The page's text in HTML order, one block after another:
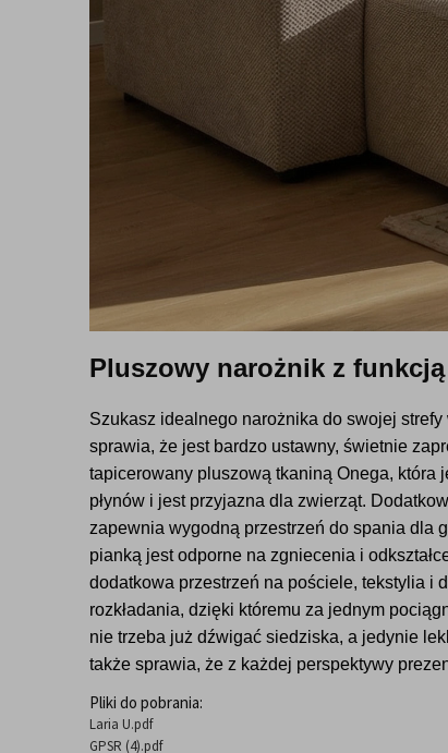
Pluszowy narożnik z
Szukasz idealnego narożnika do swojej
sprawia, że jest bardzo ustawny, świetnie
tapicerowany pluszową tkaniną Onega, która
płynów i jest przyjazna dla zwierząt.
zapewnia wygodną przestrzeń do spania dla
pianką jest odporne na zgniecenia i
dodatkowa przestrzeń na pościele, tekstylia i
rozkładania, dzięki któremu za jednym
nie trzeba już dźwigać siedziska, a jedynie
także sprawia, że z każdej perspektywy
Pliki do pobrania:
Laria U.pdf
GPSR (4).pdf